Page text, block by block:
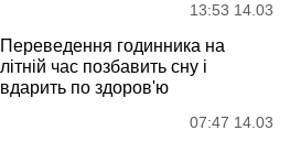
13:53 14.03
Переведення годинника на
літній час позбавить сну і
вдарить по здоров'ю
07:47 14.03